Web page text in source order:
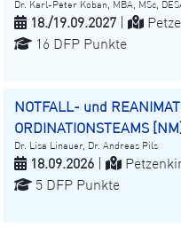
Dr. Karl-Peter Koban, MBA, MSc,
18./19.09.2027
16 DFP Punkte
NOTFALL- und
ORDINATIONSTEAMS [NM]
Dr. Lisa Linauer, Dr. Andreas Pils
18.09.2026
5 DFP Punkte